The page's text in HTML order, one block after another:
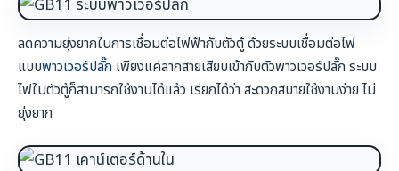
ลดความยุ่งยากในการเชื่อมต่อไฟฟ้ากับตัวตู้ ด้วยระบบเชื่อมต่อไฟ
แบบพาวเวอร์ปลั๊ก เพียงแค่ลากสายเสียบเข้ากับตัวพาวเวอร์ปลั๊ก ระบบ
ไฟในตัวตู้ก็สามารถใช้งานได้แล้ว เรียกได้ว่า สะดวกสบายใช้งานง่าย ไม่
ยุ่งยาก